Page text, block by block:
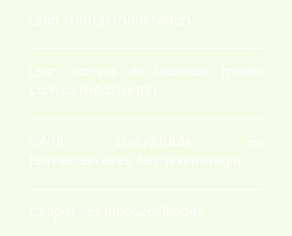
Lean startup módszertan
Lean canvas és business model
canvas módszertan
UX/UI, szolgáltatás- és
terméktervezés, termékstratégia
Csapat- és időgazdálkodás